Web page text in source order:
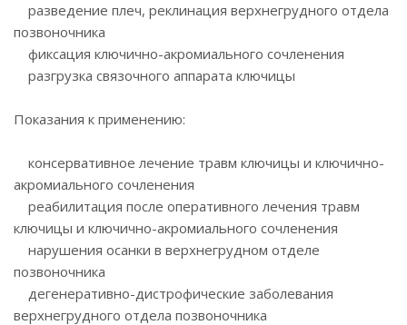
разведение плеч, реклинация верхнегрудного отдела
позвоночника
фиксация ключично-акромиального сочленения
разгрузка связочного аппарата ключицы
Показания к применению:
консервативное лечение травм ключицы и ключично-
акромиального сочленения
реабилитация после оперативного лечения травм
ключицы и ключично-акромиального сочленения
нарушения осанки в верхнегрудном отделе
позвоночника
дегенеративно-дистрофические заболевания
верхнегрудного отдела позвоночника